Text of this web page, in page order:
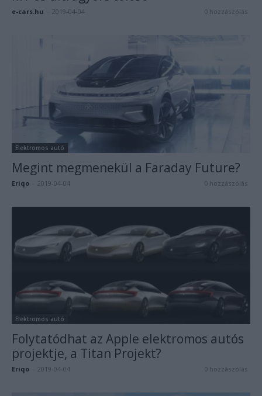
e-cars.hu 2019-04-04 0 hozzászólás
Elektromos autó
Megint megmenekül a Faraday Future?
Eriqo 2019-04-04 0 hozzászólás
Elektromos autó
Folytatódhat az Apple elektromos autós
projektje, a Titan Projekt?
Eriqo 2019-04-04 0 hozzászólás